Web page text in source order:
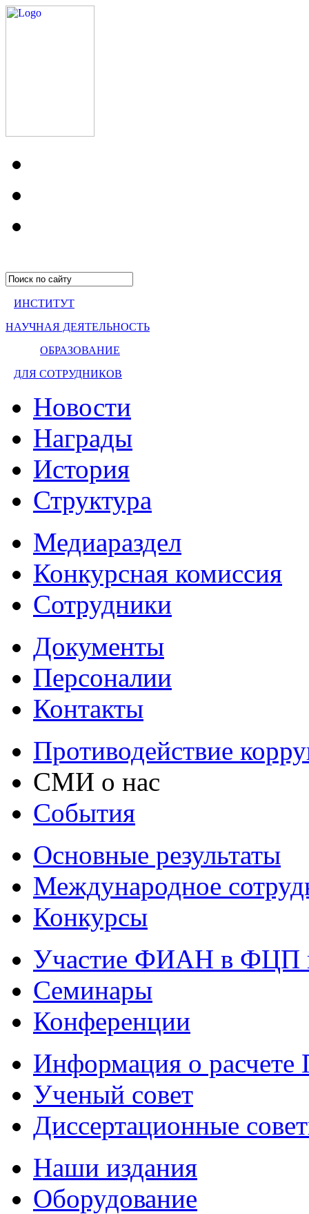
ИНСТИТУТ
НАУЧНАЯ ДЕЯТЕЛЬНОСТЬ
ОБРАЗОВАНИЕ
ДЛЯ СОТРУДНИКОВ
Новости
Награды
История
Структура
Медиараздел
Конкурсная комиссия
Сотрудники
Документы
Персоналии
Контакты
Противодействие
СМИ о нас
События
Основные результаты
Международное
Конкурсы
Участие ФИАН в ФЦП
Семинары
Конференции
Информация о
Ученый совет
Диссертационные
Наши издания
Оборудование